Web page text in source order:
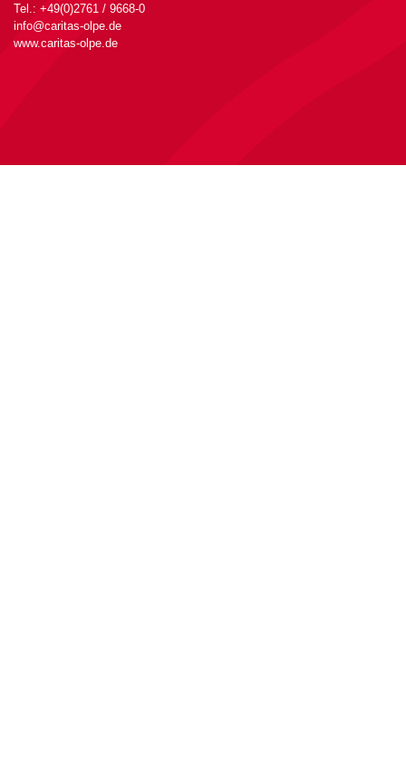
Tel.: +49(0)2761 / 9668-0
info@caritas-olpe.de
www.caritas-olpe.de